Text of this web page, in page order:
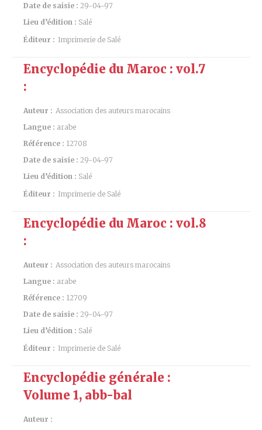
Date de saisie : 29-04-97
Lieu d’édition : Salé
Éditeur : Imprimerie de Salé
Encyclopédie du Maroc : vol.7
:
Auteur : Association des auteurs marocains
Langue : arabe
Référence : 12708
Date de saisie : 29-04-97
Lieu d’édition : Salé
Éditeur : Imprimerie de Salé
Encyclopédie du Maroc : vol.8
:
Auteur : Association des auteurs marocains
Langue : arabe
Référence : 12709
Date de saisie : 29-04-97
Lieu d’édition : Salé
Éditeur : Imprimerie de Salé
Encyclopédie générale :
Volume 1, abb-bal
Auteur :